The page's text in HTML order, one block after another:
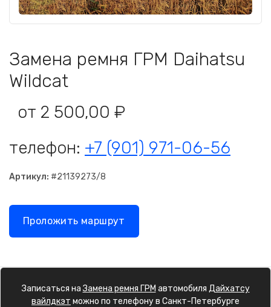
Замена ремня ГРМ Daihatsu
Wildcat
от 2 500,00 ₽
телефон: +7 (901) 971-06-56
Артикул: #21139273/8
Проложить маршрут
Записаться наЗамена ремня ГРМ автомобиля Дайхатсу
вайлдкэт можно по телефону в Санкт-Петербурге